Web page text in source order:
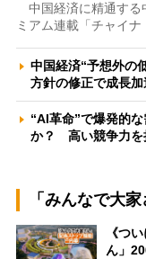
中国経済に精通する
ミアム連載「チャイ
中国経済“予想外の
方針の修正で成長
“AI革命”で爆発的
か？ 高い競争力を
「みんなで大
《つ
ん」